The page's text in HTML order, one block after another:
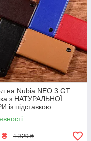
на Nubia NEO 3 GT
з НАТУРАЛЬНОЇ
із підставкою
протиударний
₴ 1 329 ₴